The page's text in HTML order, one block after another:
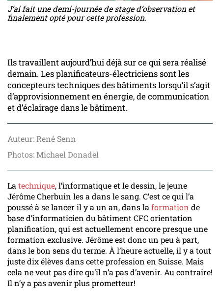
J’ai fait une demi-journée de stage d’observation et
finalement opté pour cette profession.
Ils travaillent aujourd’hui déjà sur ce qui sera réalisé
demain. Les planificateurs-électriciens sont les
concepteurs techniques des bâtiments lorsqu’il s’agit
d’approvisionnement en énergie, de communication
et d’éclairage dans le bâtiment.
Auteur: René Senn
Photos: Michael Donadel
Latechnique, l’informatique et le dessin, le jeune
Jérôme Cherbuin les a dans le sang. C’est ce qui l’a
poussé à se lancer il y a un an, dans laformation de
base d’informaticien du bâtiment CFC orientation
planification, qui est actuellement encore presque une
formation exclusive. Jérôme est donc un peu à part,
dans le bon sens du terme. À l’heure actuelle, il y a tout
juste dix élèves dans cette profession en Suisse. Mais
cela ne veut pas dire qu’il n’a pas d’avenir. Au contraire!
Il n’y a pas avenir plus prometteur!